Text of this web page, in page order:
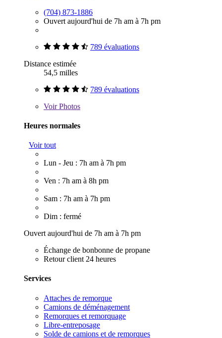
(704) 873-1886
Ouvert aujourd'hui de 7h am à 7h pm
789 évaluations
Distance estimée
54,5 milles
789 évaluations
VoirPhotos
Heures normales
Voir tout
Lun - Jeu : 7h am à 7h pm
Ven : 7h am à 8h pm
Sam : 7h am à 7h pm
Dim : fermé
Ouvert aujourd'hui de 7h am à 7h pm
Échange de bonbonne de propane
Retour client 24 heures
Services
Attaches de remorque
Camions de déménagement
Remorques et remorquage
Libre-entreposage
Solde de camions et de remorques